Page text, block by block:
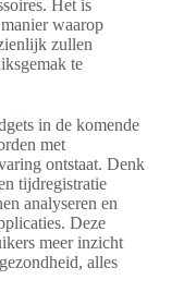
Het is
waarop
zullen
te
in de komende
met
ontstaat. Denk
tijdregistratie
analyseren en
Deze
meer inzicht
alles